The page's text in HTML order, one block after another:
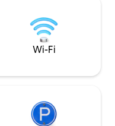
ま
卓球台のある小さ
あります。
Wi-Fi